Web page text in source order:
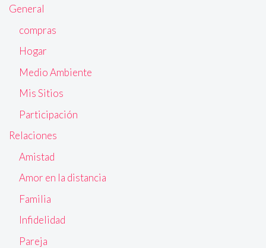
General
compras
Hogar
Medio Ambiente
Mis Sitios
Participación
Relaciones
Amistad
Amor en la distancia
Familia
Infidelidad
Pareja